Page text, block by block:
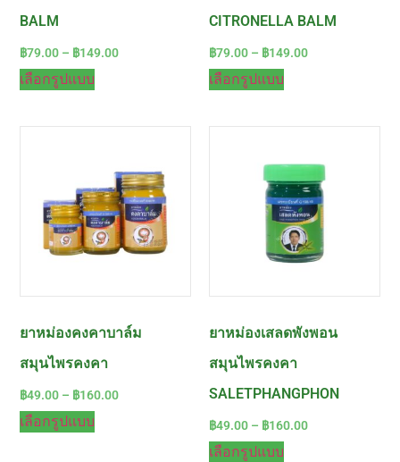
BALM
฿79.00 – ฿149.00
เลือกรูปแบบ
CITRONELLA BALM
฿79.00 – ฿149.00
เลือกรูปแบบ
ยาหม่องคงคาบาล์ม
สมุนไพรคงคา
฿49.00 – ฿160.00
เลือกรูปแบบ
ยาหม่องเสลดพังพอน
สมุนไพรคงคา
SALETPHANGPHON
฿49.00 – ฿160.00
เลือกรูปแบบ